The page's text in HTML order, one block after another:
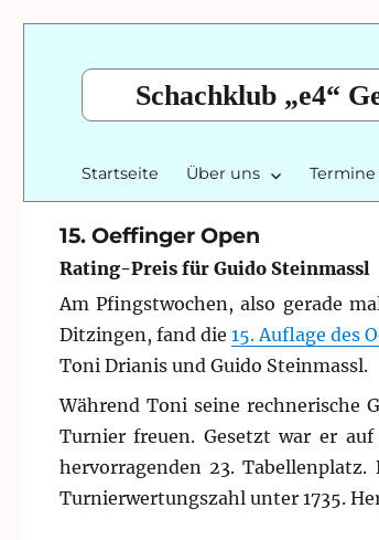
Schachklub „e4“
Startseite Über uns Termine
15. Oeffinger Open
Rating-Preis für Guido Steinmassl
Am Pfingstwochen, also gerade
Ditzingen, fand die 15. Auflage des
Toni Drianis und Guido Steinmassl.
Während Toni seine rechnerische
Turnier freuen. Gesetzt war er
hervorragenden 23.
Turnierwertungszahl unter 1735.